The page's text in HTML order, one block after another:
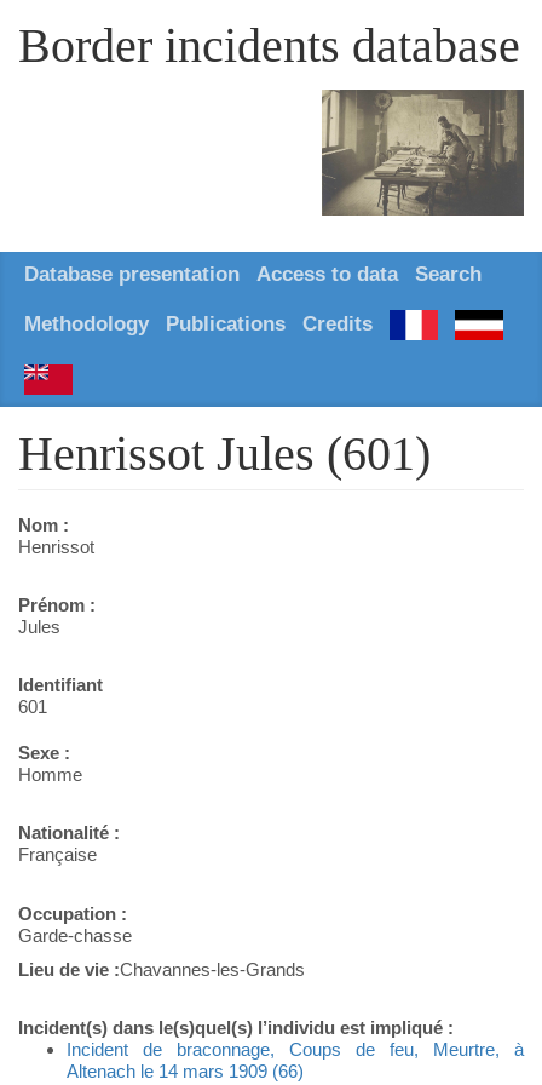
Border incidents database
Database presentation Access to data Search
Methodology Publications Credits
Henrissot Jules (601)
Nom :
Henrissot
Prénom :
Jules
Identifiant
601
Sexe :
Homme
Nationalité :
Française
Occupation :
Garde-chasse
Lieu de vie :Chavannes-les-Grands
Incident(s) dans le(s)quel(s) l’individu est impliqué :
Incident de braconnage, Coups de feu, Meurtre, à
Altenach le 14 mars 1909 (66)